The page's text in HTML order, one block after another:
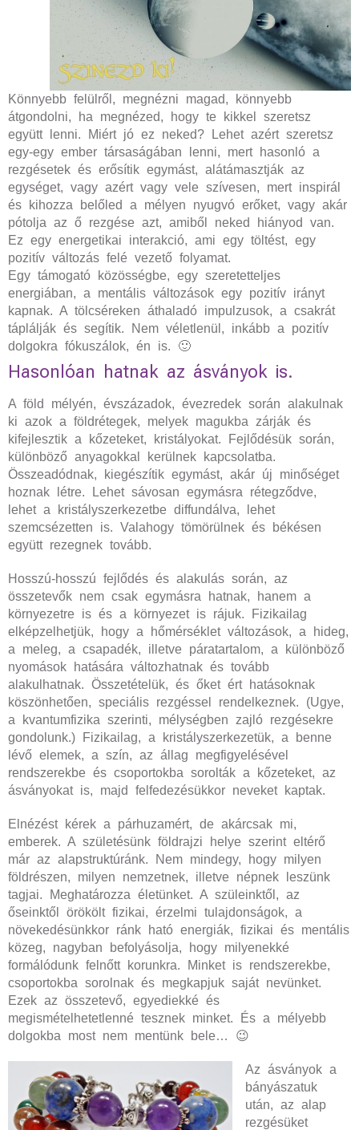
Könnyebb felülről, megnézni magad, könnyebb
átgondolni, ha megnézed, hogy te kikkel szeretsz
együtt lenni. Miért jó ez neked? Lehet azért szeretsz
egy-egy ember társaságában lenni, mert hasonló a
rezgésetek és erősítik egymást, alátámasztják az
egységet, vagy azért vagy vele szívesen, mert inspirál
és kihozza belőled a mélyen nyugvó erőket, vagy akár
pótolja az ő rezgése azt, amiből neked hiányod van.
Ez egy energetikai interakció, ami egy töltést, egy
pozitív változás felé vezető folyamat.
Egy támogató közösségbe, egy szeretetteljes
energiában, a mentális változások egy pozitív irányt
kapnak. A tölcséreken áthaladó impulzusok, a csakrát
táplálják és segítik. Nem véletlenül, inkább a pozitív
dolgokra fókuszálok, én is. 🙂
Hasonlóan hatnak az ásványok is.
A föld mélyén, évszázadok, évezredek során alakulnak
ki azok a földrétegek, melyek magukba zárják és
kifejlesztik a kőzeteket, kristályokat. Fejlődésük során,
különböző anyagokkal kerülnek kapcsolatba.
Összeadódnak, kiegészítik egymást, akár új minőséget
hoznak létre. Lehet sávosan egymásra rétegződve,
lehet a kristályszerkezetbe diffundálva, lehet
szemcsézetten is. Valahogy tömörülnek és békésen
együtt rezegnek tovább.
Hosszú-hosszú fejlődés és alakulás során, az
összetevők nem csak egymásra hatnak, hanem a
környezetre is és a környezet is rájuk. Fizikailag
elképzelhetjük, hogy a hőmérséklet változások, a hideg,
a meleg, a csapadék, illetve páratartalom, a különböző
nyomások hatására változhatnak és tovább
alakulhatnak. Összetételük, és őket ért hatásoknak
köszönhetően, speciális rezgéssel rendelkeznek. (Ugye,
a kvantumfizika szerinti, mélységben zajló rezgésekre
gondolunk.) Fizikailag, a kristályszerkezetük, a benne
lévő elemek, a szín, az állag megfigyelésével
rendszerekbe és csoportokba sorolták a kőzeteket, az
ásványokat is, majd felfedezésükkor neveket kaptak.
Elnézést kérek a párhuzamért, de akárcsak mi,
emberek. A születésünk földrajzi helye szerint eltérő
már az alapstruktúránk. Nem mindegy, hogy milyen
földrészen, milyen nemzetnek, illetve népnek leszünk
tagjai. Meghatározza életünket. A szüleinktől, az
őseinktől örökölt fizikai, érzelmi tulajdonságok, a
növekedésünkkor ránk ható energiák, fizikai és mentális
közeg, nagyban befolyásolja, hogy milyenekké
formálódunk felnőtt korunkra. Minket is rendszerekbe,
csoportokba sorolnak és megkapjuk saját nevünket.
Ezek az összetevő, egyediekké és
megismételhetetlenné tesznek minket. És a mélyebb
dolgokba most nem mentünk bele… 😉
Az ásványok a
bányászatuk
után, az alap
rezgésüket